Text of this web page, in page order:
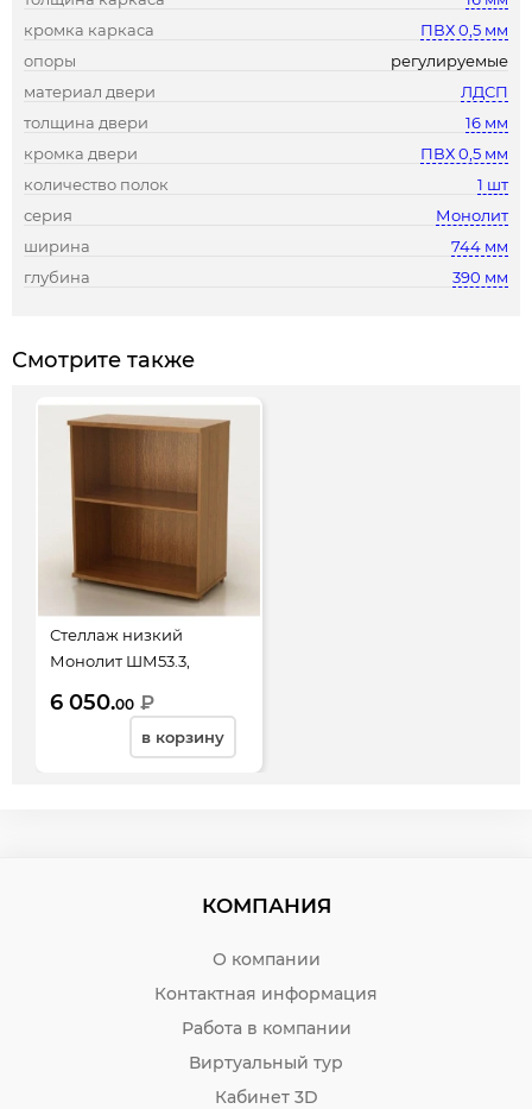
кромка каркаса
ПВХ 0,5 мм
опоры
регулируемые
материал двери
ЛДСП
толщина двери
16 мм
кромка двери
ПВХ 0,5 мм
количество полок
1 шт
серия
Монолит
ширина
744 мм
глубина
390 мм
Смотрите также
Стеллаж низкий
Монолит ШМ53.3,
гварнери
6 050.00 ₽
в корзину
КОМПАНИЯ
О компании
Контактная информация
Работа в компании
Виртуальный тур
Кабинет 3D